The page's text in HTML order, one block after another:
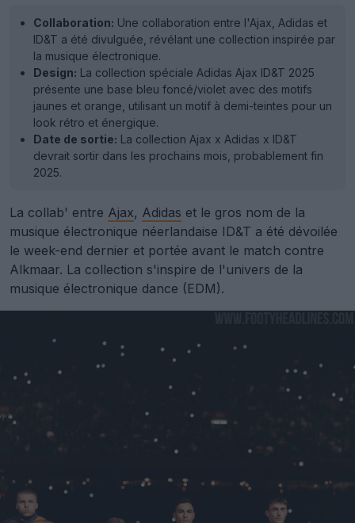
Collaboration: Une collaboration entre l'Ajax, Adidas et
ID&T a été divulguée, révélant une collection inspirée par
la musique électronique.
Design: La collection spéciale Adidas Ajax ID&T 2025
présente une base bleu foncé/violet avec des motifs
jaunes et orange, utilisant un motif à demi-teintes pour un
look rétro et énergique.
Date de sortie: La collection Ajax x Adidas x ID&T
devrait sortir dans les prochains mois, probablement fin
2025.
La collab' entre Ajax, Adidas et le gros nom de la
musique électronique néerlandaise ID&T a été dévoilée
le week-end dernier et portée avant le match contre
Alkmaar. La collection s'inspire de l'univers de la
musique électronique dance (EDM).